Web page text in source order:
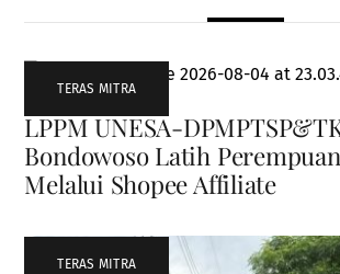
TERAS MITRA
LPPM UNESA-
Bondowoso Latih
Melalui Shopee Affiliate
TERAS MITRA